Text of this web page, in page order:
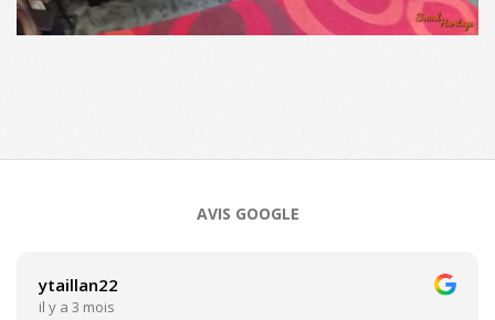
AVIS GOOGLE
ytaillan22
il y a 3 mois